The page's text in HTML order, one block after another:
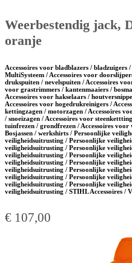
Weerbestendig jack,
oranje
Accessoires voor bladblazers / bladzuigers
MultiSysteem / Accessoires voor
drukspuiten / nevelspuiten / Accessoires
voor grastrimmers / kantenmaaiers /
Accessoires voor hakselaars /
Accessoires voor hogedrukreinigers /
kettingzagen / motorzagen / Accessoires
/ snoeizagen / Accessoires voor
tuinfrezen / grondfrezen / Accessoires
Bosjassen / werkshirts / Persoonlijke
veiligheidsuitrusting / Persoonlijke
veiligheidsuitrusting / Persoonlijke
veiligheidsuitrusting / Persoonlijke
veiligheidsuitrusting / Persoonlijke
veiligheidsuitrusting / Persoonlijke
veiligheidsuitrusting / Persoonlijke
veiligheidsuitrusting / Persoonlijke
veiligheidsuitrusting / STIHL Accessoires /
€ 107,00